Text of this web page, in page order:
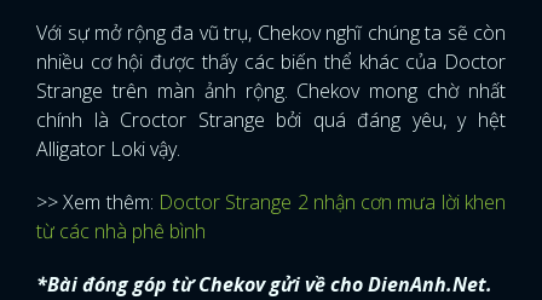
Với sự mở rộng đa vũ trụ, Chekov nghĩ chúng ta sẽ còn
nhiều cơ hội được thấy các biến thể khác của Doctor
Strange trên màn ảnh rộng. Chekov mong chờ nhất
chính là Croctor Strange bởi quá đáng yêu, y hệt
Alligator Loki vậy.
>> Xem thêm: Doctor Strange 2 nhận cơn mưa lời khen
từ các nhà phê bình
*Bài đóng góp từ Chekov gửi về cho DienAnh.Net.